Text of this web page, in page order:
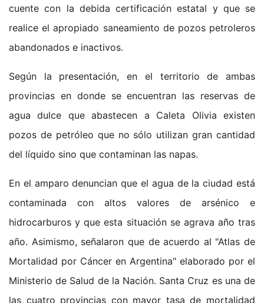
cuente con la debida certificación estatal y que se
realice el apropiado saneamiento de pozos petroleros
abandonados e inactivos.
Según la presentación, en el territorio de ambas
provincias en donde se encuentran las reservas de
agua dulce que abastecen a Caleta Olivia existen
pozos de petróleo que no sólo utilizan gran cantidad
del líquido sino que contaminan las napas.
En el amparo denuncian que el agua de la ciudad está
contaminada con altos valores de arsénico e
hidrocarburos y que esta situación se agrava año tras
año. Asimismo, señalaron que de acuerdo al "Atlas de
Mortalidad por Cáncer en Argentina" elaborado por el
Ministerio de Salud de la Nación. Santa Cruz es una de
las cuatro provincias con mayor tasa de mortalidad